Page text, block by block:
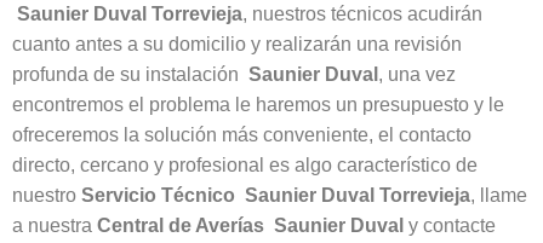
Saunier Duval Torrevieja, nuestros técnicos acudirán
cuanto antes a su domicilio y realizarán una revisión
profunda de su instalación Saunier Duval , una vez
encontremos el problema le haremos un presupuesto y le
ofreceremos la solución más conveniente, el contacto
directo, cercano y profesional es algo característico de
nuestro Servicio Técnico Saunier Duval Torrevieja, llame
a nuestra Central de Averías Saunier Duval y contacte